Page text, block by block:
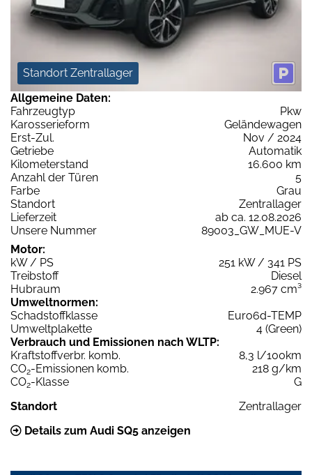
Standort Zentrallager
Allgemeine Daten:
Fahrzeugtyp
Pkw
Karosserieform
Geländewagen
Erst-Zul.
Nov / 2024
Getriebe
Automatik
Kilometerstand
16.600 km
Anzahl der Türen
5
Farbe
Grau
Standort
Zentrallager
Lieferzeit
ab ca. 12.08.2026
Unsere Nummer
89003_GW_MUE-V
Motor:
kW / PS
251 kW / 341 PS
Treibstoff
Diesel
Hubraum
2.967 cm³
Umweltnormen:
Schadstoffklasse
Euro6d-TEMP
Umweltplakette
4 (Green)
Verbrauch und Emissionen nach WLTP:
Kraftstoffverbr. komb.
8,3 l/100km
CO2-Emissionen komb.
218 g/km
CO2-Klasse
G
Standort
Zentrallager
Details zum Audi SQ5 anzeigen